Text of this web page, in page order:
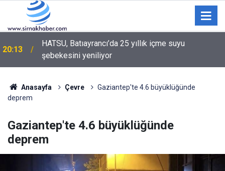
20:13
HATSU, Batıayrancı’da 25 yıllık içme suyu
şebekesini yeniliyor
Anasayfa Çevre
Gaziantep'te 4.6 büyüklüğünde
deprem
Gaziantep'te 4.6 büyüklüğünde
deprem